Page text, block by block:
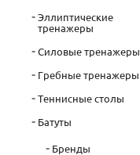
Эллиптические
тренажеры
Силовые тренажеры
Гребные тренажеры
Теннисные столы
Батуты
Бренды